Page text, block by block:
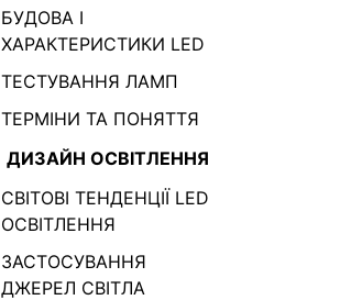
БУДОВА І
ХАРАКТЕРИСТИКИ LED
ТЕСТУВАННЯ ЛАМП
ТЕРМІНИ ТА ПОНЯТТЯ
ДИЗАЙН ОСВІТЛЕННЯ
СВІТОВІ ТЕНДЕНЦІЇ LED
ОСВІТЛЕННЯ
ЗАСТОСУВАННЯ
ДЖЕРЕЛ СВІТЛА